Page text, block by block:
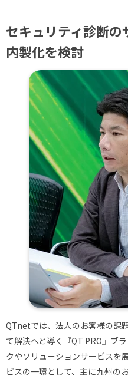
セキュリティ診断の
内製化を検討
QTnetでは、法人のお客様の課
て解決へと導く『QT PRO』ブ
クやソリューションサービスを
ビスの一環として、主に九州の